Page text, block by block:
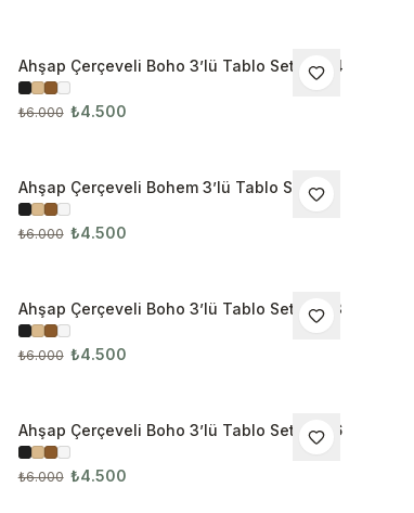
İNDIRIM
Ahşap Çerçeveli Boho 3’lü Tablo Seti 3064
₺6.000 ₺4.500
İNDIRIM
Ahşap Çerçeveli Bohem 3’lü Tablo Seti
3079
₺6.000 ₺4.500
İNDIRIM
Ahşap Çerçeveli Boho 3’lü Tablo Seti 3083
₺6.000 ₺4.500
İNDIRIM
Ahşap Çerçeveli Boho 3’lü Tablo Seti 3086
₺6.000 ₺4.500